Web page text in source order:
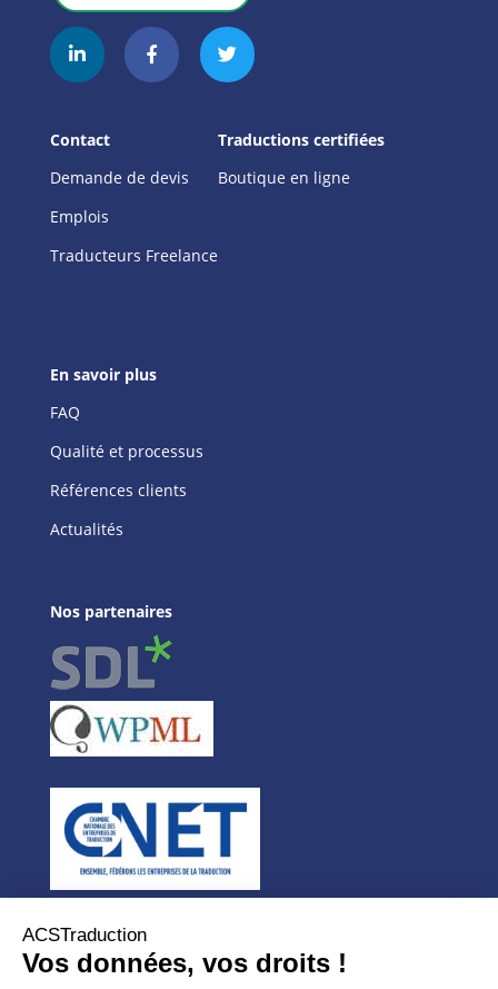
Contact
Demande de devis
Emplois
Traducteurs Freelance
Traductions certifiées
Boutique en ligne
En savoir plus
FAQ
Qualité et processus
Références clients
Actualités
Nos partenaires
Agence de traduction